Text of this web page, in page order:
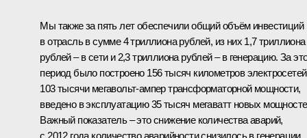
Мы также за пять лет обеспечили общий объём инвестиций
в отрасль в сумме 4 триллиона рублей, из них 1,7 триллиона
рублей – в сети и 2,3 триллиона рублей – в генерацию. За
период было построено 156 тысяч километров
103 тысячи мегавольт-ампер трансформаторной мощности,
введено в эксплуатацию 35 тысяч мегаватт новых
Важный показатель – это снижение количества аварий,
с 2012 года количество аварийности снизилось в генерации